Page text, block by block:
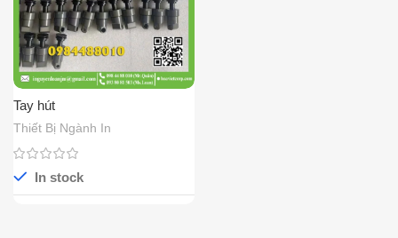
Tay hút
Thiết Bị Ngành In
In stock